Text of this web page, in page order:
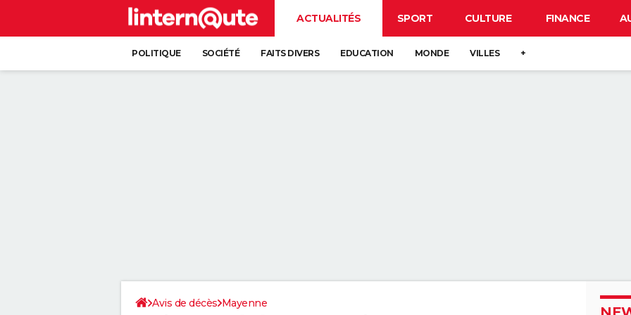
ACTUALITÉS SPORT CULTURE FINANCE
POLITIQUE SOCIÉTÉ FAITS DIVERS EDUCATION MONDE VILLES +
Avis de décès Mayenne